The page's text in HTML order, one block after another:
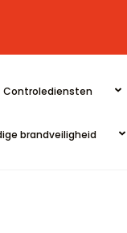
Controlediensten
brandveiligheid